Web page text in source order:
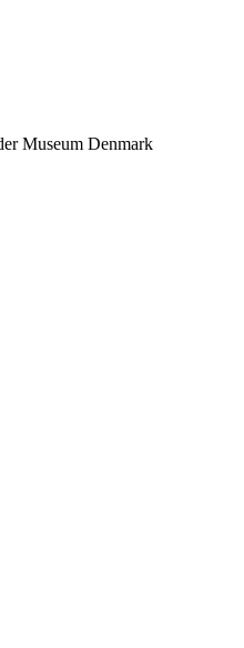
Museum Denmark